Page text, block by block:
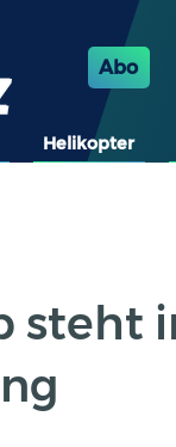
Abo
Helikopter
steht